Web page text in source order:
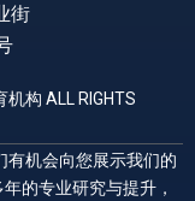
街
构 ALL RIGHTS
有机会向您展示我们的
的专业研究与提升，